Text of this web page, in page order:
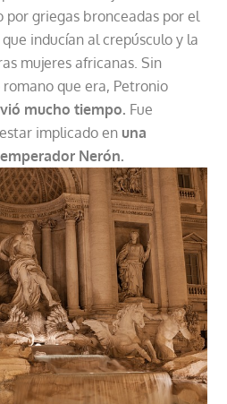
por griegas bronceadas por el
inducían al crepúsculo y la
mujeres africanas. Sin
que era, Petronio
mucho tiempo. Fue
implicado en una
Nerón.